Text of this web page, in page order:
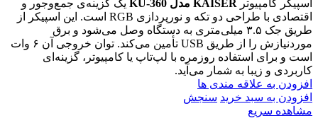
اسپیکر کامپیوتر KAISER مدل KU-360
یک گزینه‌ی جمع‌وجور و
اقتصادی با طراحی دو تکه و نورپردازی RGB است. این اسپیکر از
طریق جک ۳.۵ میلی‌متری به دستگاه وصل می‌شود و برق
موردنیازش را از طریق USB تأمین می‌کند. توان خروجی آن ۶ وات
است و برای استفاده روزمره با لپ‌تاپ یا کامپیوتر، گزینه‌ای
کاربردی و زیبا به شمار می‌آید.
افزودن به علاقه مندی ها
افزودن به سبد خرید سنجش
مشاهده سریع